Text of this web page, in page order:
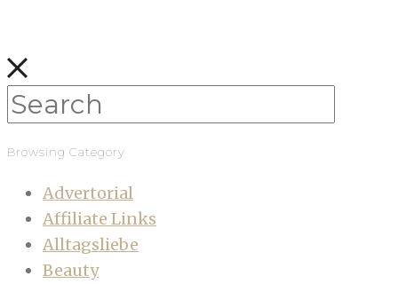
Browsing Category
Advertorial
Affiliate Links
Alltagsliebe
Beauty